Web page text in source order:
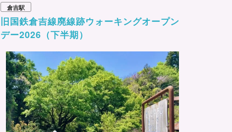
倉吉駅
旧国鉄倉吉線廃線跡ウォーキングオープン
デー2026（下半期）